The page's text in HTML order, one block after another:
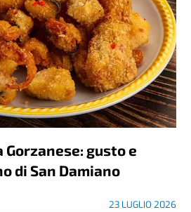
gusto e
di San Damiano
23 LUGLIO 2026